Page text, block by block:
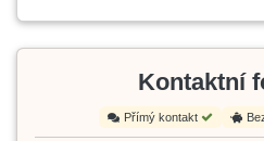
Kontaktní
Přímý kontakt